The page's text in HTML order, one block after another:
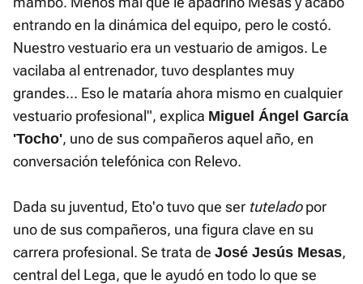
entrando en la dinámica del equipo, pero le costó.
Nuestro vestuario era un vestuario de amigos. Le
vacilaba al entrenador, tuvo desplantes muy
grandes... Eso le mataría ahora mismo en cualquier
vestuario profesional", explica Miguel Ángel García
'Tocho', uno de sus compañeros aquel año, en
conversación telefónica con Relevo.
Dada su juventud, Eto'o tuvo que ser tuteladopor
uno de sus compañeros, una figura clave en su
carrera profesional. Se trata de José Jesús Mesas,
central del Lega, que le ayudó en todo lo que se